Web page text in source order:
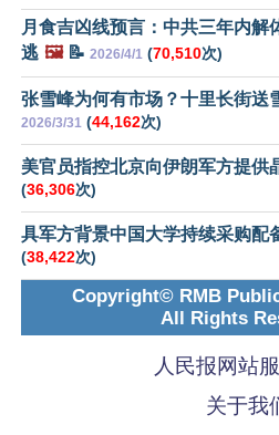
月食吉凶线预言：中共三年内解
逃 🖼️📝 2026/4/1 (70,510次)
张雪峰为何有市场？十里长街送
2026/3/31 (44,162次)
美官员指控北京向伊朗军方提供
(36,306次)
具军方背景中国大学持续采购配
(38,422次)
Copyright© RMB
All Rights
人民报网站
关于我